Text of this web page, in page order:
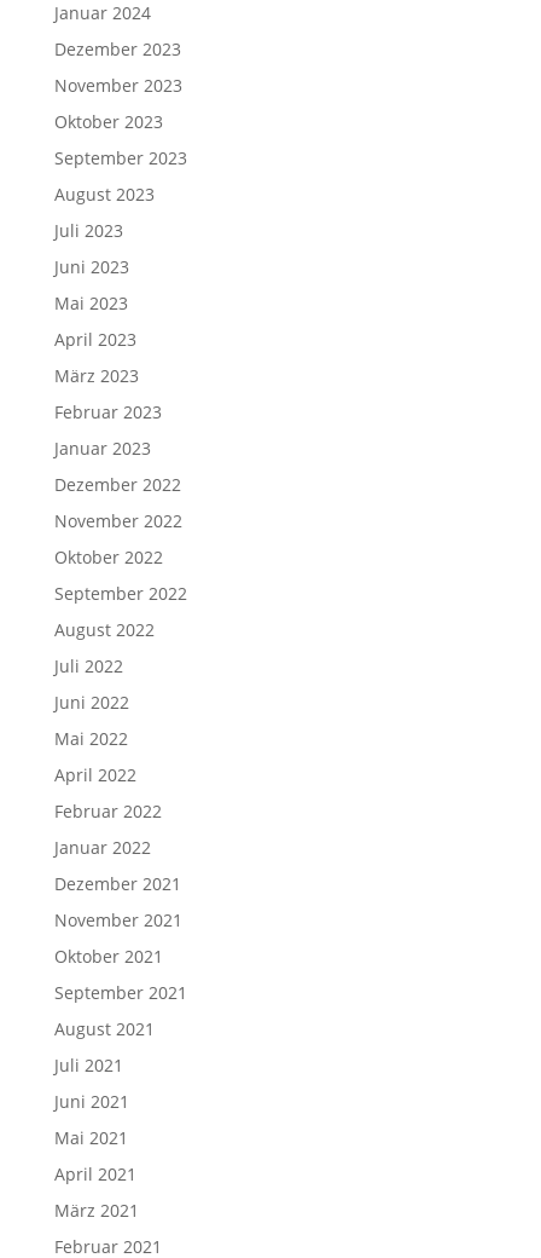
Januar 2024
Dezember 2023
November 2023
Oktober 2023
September 2023
August 2023
Juli 2023
Juni 2023
Mai 2023
April 2023
März 2023
Februar 2023
Januar 2023
Dezember 2022
November 2022
Oktober 2022
September 2022
August 2022
Juli 2022
Juni 2022
Mai 2022
April 2022
Februar 2022
Januar 2022
Dezember 2021
November 2021
Oktober 2021
September 2021
August 2021
Juli 2021
Juni 2021
Mai 2021
April 2021
März 2021
Februar 2021